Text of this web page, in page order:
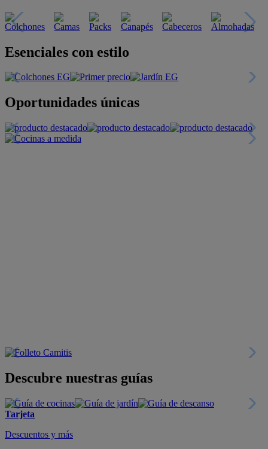
Esenciales con estilo
Oportunidades únicas
Descubre nuestras guías
Tarjeta
Descuentos y más